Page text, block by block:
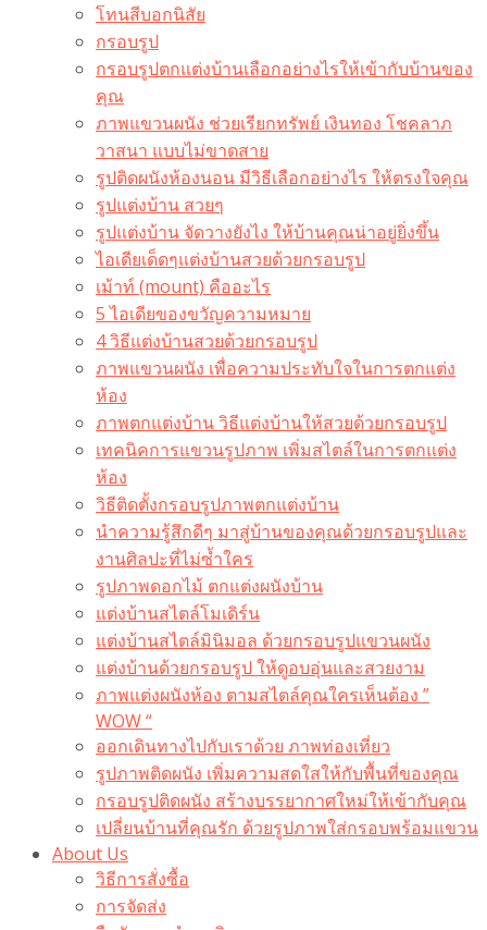
โทนสีบอกนิสัย
กรอบรูป
กรอบรูปตกแต่งบ้านเลือกอย่างไรให้เข้ากับบ้านของ
คุณ
ภาพแขวนผนัง ช่วยเรียกทรัพย์ เงินทอง โชคลาภ
วาสนา แบบไม่ขาดสาย
รูปติดผนังห้องนอน มีวิธีเลือกอย่างไร ให้ตรงใจคุณ
รูปแต่งบ้าน สวยๆ
รูปแต่งบ้าน จัดวางยังไง ให้บ้านคุณน่าอยู่ยิ่งขึ้น
ไอเดียเด็ดๆแต่งบ้านสวยด้วยกรอบรูป
เม้าท์ (mount) คืออะไร​
5 ไอเดียของขวัญความหมาย
4 วิธีแต่งบ้านสวยด้วยกรอบรูป
ภาพแขวนผนัง เพื่อความประทับใจในการตกแต่ง
ห้อง
ภาพตกแต่งบ้าน วิธีแต่งบ้านให้สวยด้วยกรอบรูป
เทคนิคการแขวนรูปภาพ เพิ่มสไตล์ในการตกแต่ง
ห้อง
วิธีติดตั้งกรอบรูปภาพตกแต่งบ้าน
นำความรู้สึกดีๆ มาสู่บ้านของคุณด้วยกรอบรูปและ
งานศิลปะที่ไม่ซ้ำใคร
รูปภาพดอกไม้ ตกแต่งผนังบ้าน
แต่งบ้านสไตล์โมเดิร์น
แต่งบ้านสไตล์มินิมอล ด้วยกรอบรูปแขวนผนัง
แต่งบ้านด้วยกรอบรูป ให้ดูอบอุ่นและสวยงาม
ภาพแต่งผนังห้อง ตามสไตล์คุณใครเห็นต้อง ”
WOW “
ออกเดินทางไปกับเราด้วย ภาพท่องเที่ยว
รูปภาพติดผนัง เพิ่มความสดใสให้กับพื้นที่ของคุณ
กรอบรูปติดผนัง สร้างบรรยากาศใหม่ให้เข้ากับคุณ
เปลี่ยนบ้านที่คุณรัก ด้วยรูปภาพใส่กรอบพร้อมแขวน​
About Us
วิธีการสั่งซื้อ
การจัดส่ง